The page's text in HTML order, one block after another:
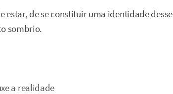
estar, de se constituir uma identidade desse
sombrio.
a realidade